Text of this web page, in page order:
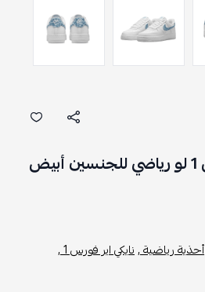
سنيكرز نايكي اير فورس 1 لو رياضي للجنسين أبيض
أحذية رياضية ,نايكي اير فورس 1 ,